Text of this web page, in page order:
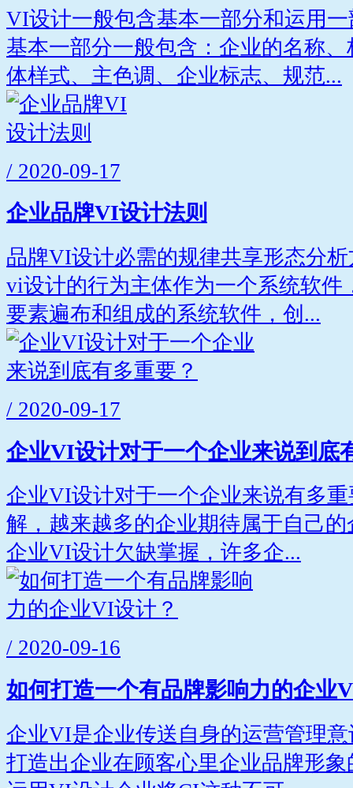
VI设计一般包含基本一部分和运用
基本一部分一般包含：企业的名称
体样式、主色调、企业标志、规范...
/ 2020-09-17
企业品牌VI设计法则
品牌VI设计必需的规律共享形态分
vi设计的行为主体作为一个系统软件
要素遍布和组成的系统软件，创...
/ 2020-09-17
企业VI设计对于一个企业来说到底
企业VI设计对于一个企业来说有多
解，越来越多的企业期待属于自己
企业VI设计欠缺掌握，许多企...
/ 2020-09-16
如何打造一个有品牌影响力的企业
企业VI是企业传送自身的运营管理
打造出企业在顾客心里企业品牌形